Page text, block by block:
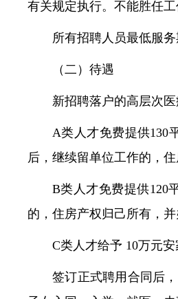
有关规定执行。不能胜任
所有招聘人员最低服务
（二）待遇
新招聘落户的高层次
A类人才免费提供130
后，继续留单位工作的，
B类人才免费提供120
的，住房产权归己所有，
C类人才给予 10万元安
签订正式聘用合同后